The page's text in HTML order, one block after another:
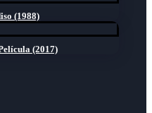
(1988)
(2017)